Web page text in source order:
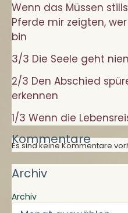
Wenn das Müssen
Pferde mir zeigten,
bin
3/3 Die Seele geht
2/3 Den Abschied
erkennen
1/3 Wenn die
Kommentare
Es sind keine Kommentare
Archiv
Archiv